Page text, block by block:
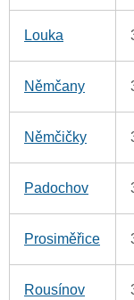
Louka
Němčany
Němčičky
Padochov
Prosiměřice
Rousínov